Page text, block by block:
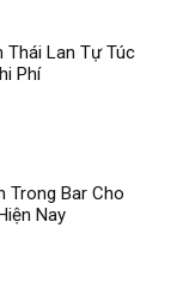
Thái Lan Tự Túc
Phí
Trong Bar Cho
Nay